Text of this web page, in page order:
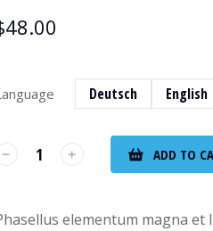
48.00
Deutsch English
ADD TO
elementum magna